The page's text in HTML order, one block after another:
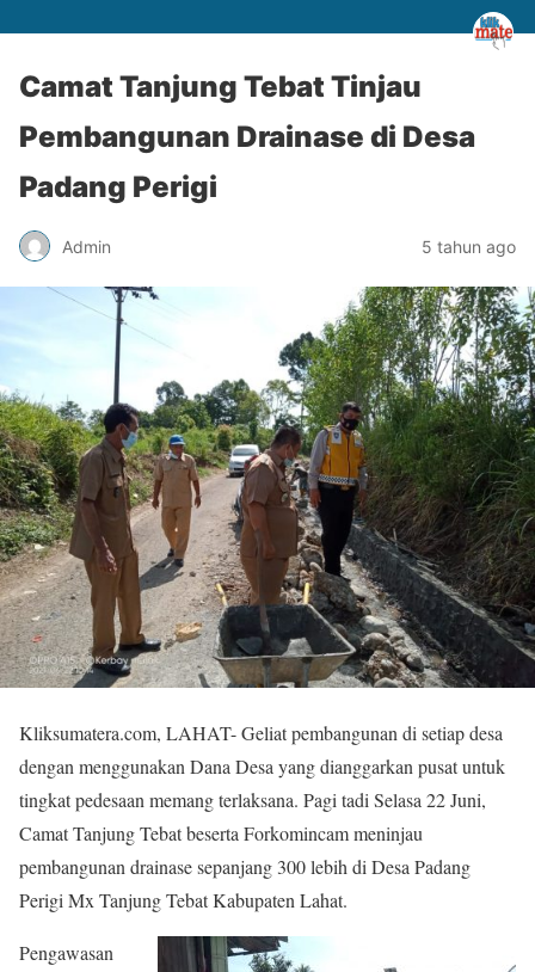
Camat Tanjung Tebat Tinjau
Pembangunan Drainase di Desa
Padang Perigi
Admin 5 tahun ago
Kliksumatera.com, LAHAT- Geliat pembangunan di setiap desa
dengan menggunakan Dana Desa yang dianggarkan pusat untuk
tingkat pedesaan memang terlaksana. Pagi tadi Selasa 22 Juni,
Camat Tanjung Tebat beserta Forkomincam meninjau
pembangunan drainase sepanjang 300 lebih di Desa Padang
Perigi Mx Tanjung Tebat Kabupaten Lahat.
Pengawasan